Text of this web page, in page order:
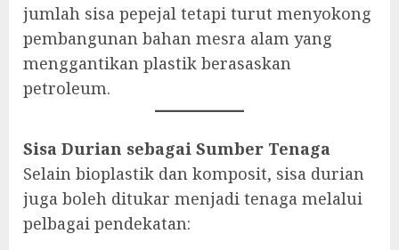
jumlah sisa pepejal tetapi turut menyokong
pembangunan bahan mesra alam yang
menggantikan plastik berasaskan
petroleum.
Sisa Durian sebagai Sumber Tenaga
Selain bioplastik dan komposit, sisa durian
juga boleh ditukar menjadi tenaga melalui
pelbagai pendekatan: